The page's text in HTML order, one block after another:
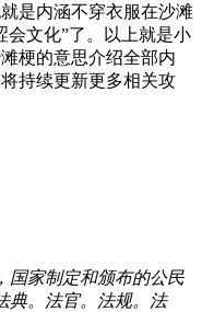
是内涵不穿衣服在沙滩
会文化”了。以上就是小
梗的意思介绍全部内
持续更新更多相关攻
国家制定和颁布的公民
典。法官。法规。法